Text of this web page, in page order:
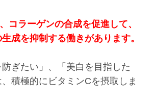
コラーゲンの合成を促進して、
成を抑制する働きがあります。
防ぎたい」、「美白を目指した
積極的にビタミンCを摂取しま